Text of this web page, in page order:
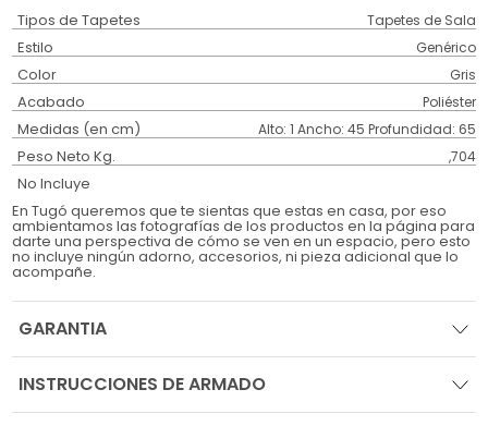
Tipos de Tapetes Tapetes de Sala
Estilo Genérico
Color Gris
Acabado Poliéster
Medidas (en cm) Alto: 1 Ancho: 45 Profundidad: 65
Peso Neto Kg. ,704
No Incluye
En Tugó queremos que te sientas que estas en casa, por eso
ambientamos las fotografías de los productos en la página para
darte una perspectiva de cómo se ven en un espacio, pero esto
no incluye ningún adorno, accesorios, ni pieza adicional que lo
acompañe.
GARANTIA
INSTRUCCIONES DE ARMADO